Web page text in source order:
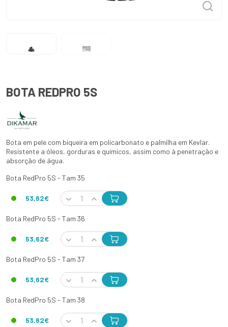
BOTA REDPRO 5S
Bota em pele com biqueira em policarbonato e palmilha em Kevlar.
Resistente a óleos, gorduras e químicos, assim como à penetração e
absorção de água.
Bota RedPro 5S - Tam 35
53,62€
Bota RedPro 5S - Tam 36
53,62€
Bota RedPro 5S - Tam 37
53,62€
Bota RedPro 5S - Tam 38
53,62€